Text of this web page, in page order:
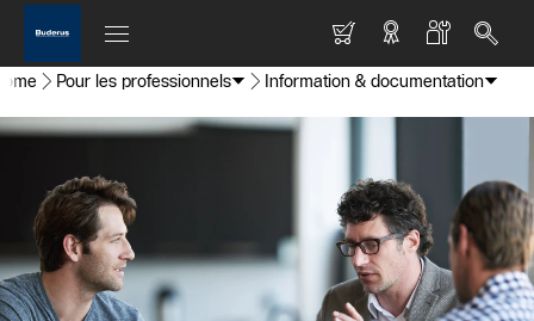
Pour les professionnels Information & documentation